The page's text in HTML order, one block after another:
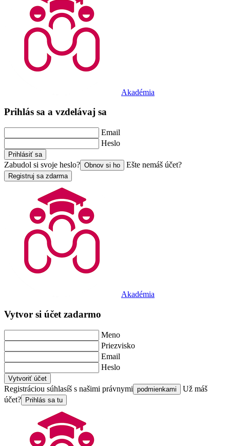
Akadémia
Prihlás sa a vzdelávaj sa
Email
Heslo
Prihlásiť sa
Zabudol si svoje heslo? Obnov si ho Ešte nemáš účet?
Registruj sa zdarma
Akadémia
Vytvor si účet zadarmo
Meno
Priezvisko
Email
Heslo
Vytvoriť účet
Registráciou súhlasíš s našimi právnymi podmienkami
Už máš
účet? Prihlás sa tu